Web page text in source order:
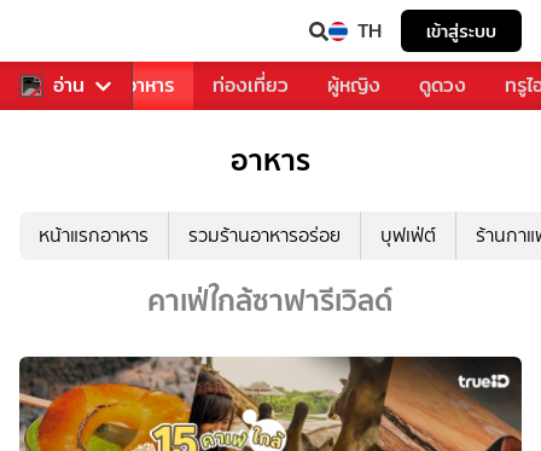
TH เข้าสู่ระบบ
อ่าน
การเพลง อาหาร ท่องเที่ยว ผู้หญิง ดูดวง ทรู
อาหาร
หน้าแรกอาหาร รวมร้านอาหารอร่อย บุฟเฟ่ต์ ร้านกา
คาเฟ่ใกล้ซาฟารีเวิลด์